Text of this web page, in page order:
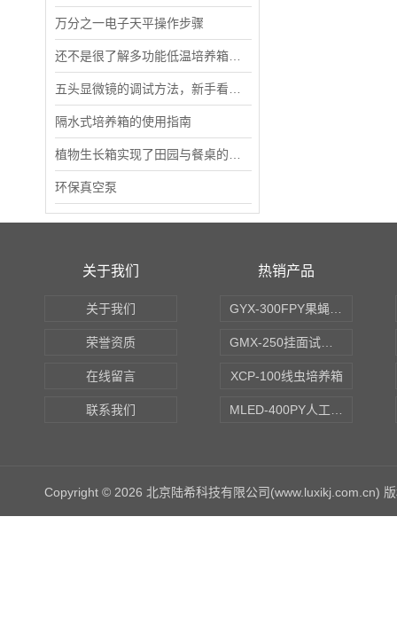
万分之一电子天平操作步骤
隔水式培养箱的使用指南
环保真空泵
关于我们
关于我们
荣誉资质
在线留言
联系我们
热销产品
XCP-100线虫培养箱
Copyright © 2026 北京陆希科技有限公司(www.luxikj.com.cn)